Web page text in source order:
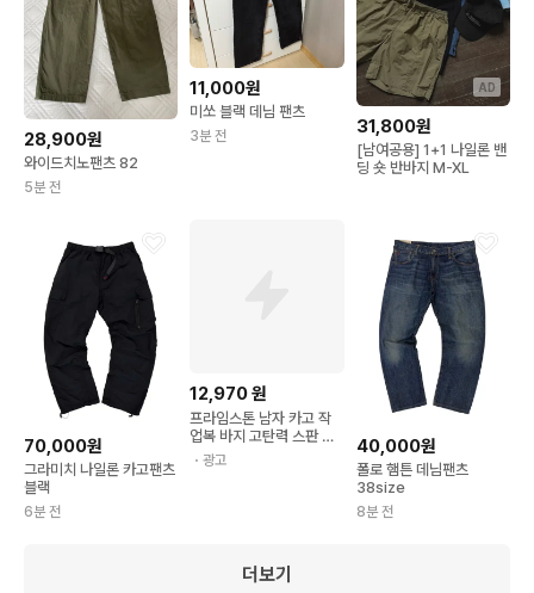
28,900원
와이드치노팬츠 82
5분 전
11,000원
미쏘 블랙 데님 팬츠
3분 전
AD
31,800원
[남여공용] 1+1 나일론 밴
딩 숏 반바지 M-XL
70,000원
그라미치 나일론 카고팬츠
블랙
6분 전
12,970원
프라임스톤 남자 카고 작
업복 바지 고탄력 스판 밴
딩 팬츠
・광고
40,000원
폴로 햄튼 데님팬츠
38size
8분 전
더보기